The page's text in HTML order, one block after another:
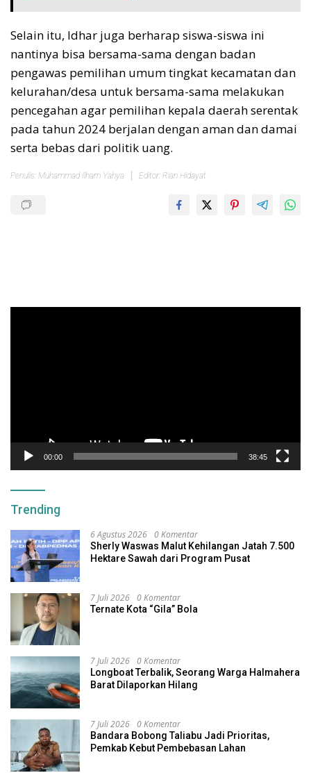
Selain itu, Idhar juga berharap siswa-siswa ini
nantinya bisa bersama-sama dengan badan
pengawas pemilihan umum tingkat kecamatan dan
kelurahan/desa untuk bersama-sama melakukan
pencegahan agar pemilihan kepala daerah serentak
pada tahun 2024 berjalan dengan aman dan damai
serta bebas dari politik uang.
Penulis: Muhammad Ilham Yahya Editor: Rian Hidayat
00:00 38:45
Trending
6 Agustus 2026 0 Komentar
Sherly Waswas Malut Kehilangan Jatah 7.500
Hektare Sawah dari Program Pusat
7 Juli 2026 0 Komentar
Ternate Kota “Gila” Bola
7 Juli 2026 0 Komentar
Longboat Terbalik, Seorang Warga Halmahera
Barat Dilaporkan Hilang
7 Juli 2026 0 Komentar
Bandara Bobong Taliabu Jadi Prioritas,
Pemkab Kebut Pembebasan Lahan